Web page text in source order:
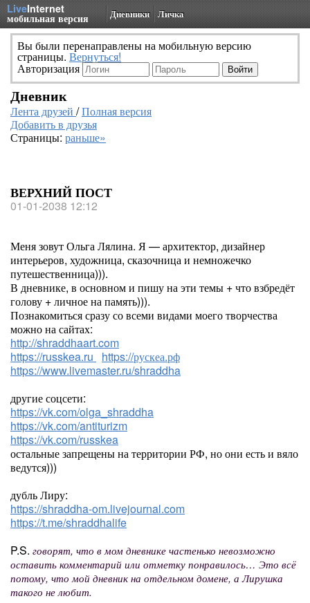
LiveInternet
мобильная версия Дневники Личка
Вы были перенаправлены на мобильную версию
страницы. Вернуться!
Авторизация
Дневник
Лента друзей /Полная версия
Добавить в друзья
Страницы: раньше»
ВЕРХНИЙ ПОСТ
01-01-2038 12:12
Меня зовут Ольга Лялина. Я — архитектор, дизайнер
интерьеров, художница, сказочница и немножечко
путешественница))).
В дневнике, в основном и пишу на эти темы + что взбредёт
голову + личное на память))).
Познакомиться сразу со всеми видами моего творчества
можно на сайтах:
http://shraddhaart.com
https://russkea.ru
https://рускеа.рф
https://www.livemaster.ru/shraddha
другие соцсети:
https://vk.com/olga_shraddha
https://vk.com/antiturizm
https://vk.com/russkea
остальные запрещены на территории РФ, но они есть и вяло
ведутся)))
дубль Лиру:
https://shraddha-om.livejournal.com
https://t.me/shraddhalife
P.S. говорят, что в мом дневнике частенько невозможно
оставить комментарий или отметку понравилось… Это всё
потому, что мой дневник на отдельном домене, а Лирушка
такого не любит.